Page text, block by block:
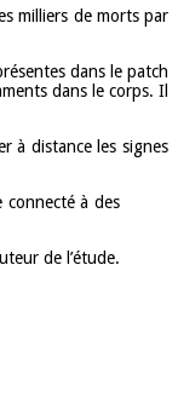
milliers de morts par
dans le patch
dans le corps. Il
à distance les signes
connecté à des
de l’étude.